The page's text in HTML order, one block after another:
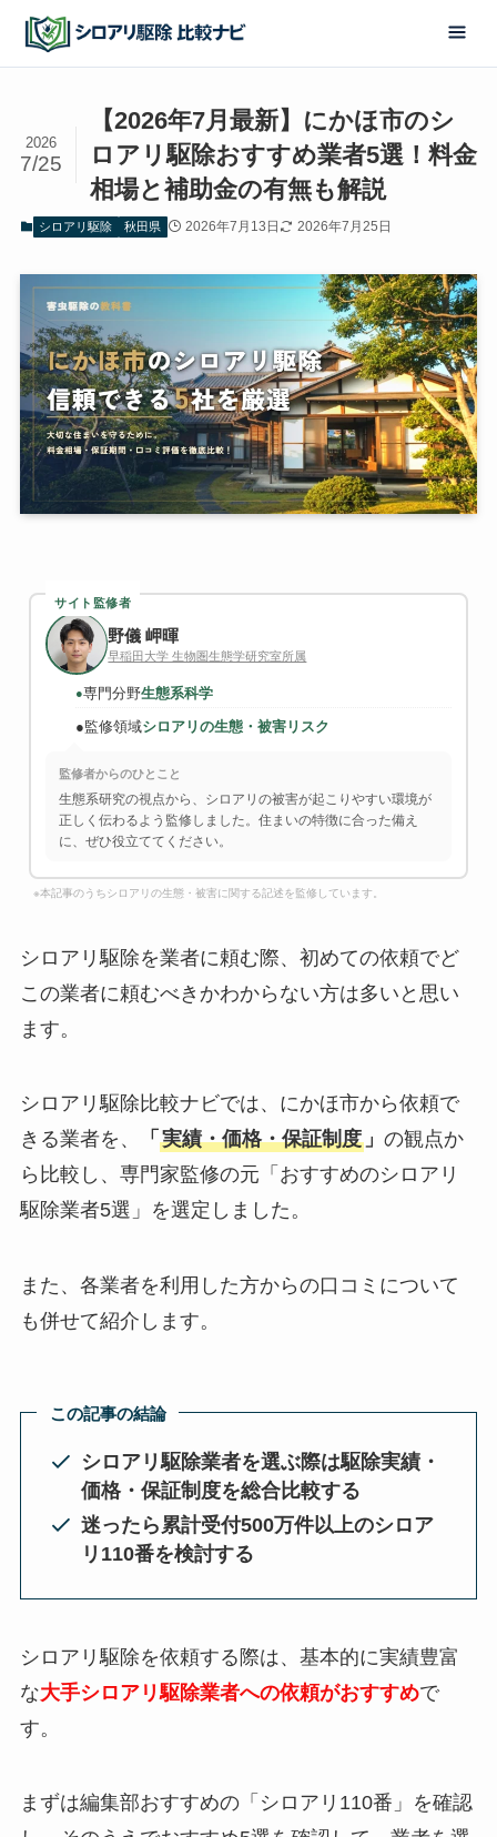
【2026年7月最新】にかほ市のシ
ロアリ駆除おすすめ業者5選！料金
相場と補助金の有無も解説
2026
7/25
シロアリ駆除 秋田県 2026年7月13日 2026年7月25日
サイト監修者
野儀 岬暉
早稲田大学 生物圏生態学研究室所属
●専門分野生態系科学
●監修領域シロアリの生態・被害リスク
監修者からのひとこと
生態系研究の視点から、シロアリの被害が起こりやすい環境が
正しく伝わるよう監修しました。住まいの特徴に合った備え
に、ぜひ役立ててください。
※本記事のうちシロアリの生態・被害に関する記述を監修しています。
シロアリ駆除を業者に頼む際、初めての依頼でど
この業者に頼むべきかわからない方は多いと思い
ます。
シロアリ駆除比較ナビでは、にかほ市から依頼で
きる業者を、
「 実績・価格・保証制度」 の観点か
ら比較し、専門家監修の元「おすすめのシロアリ
駆除業者5選」を選定しました。
また、各業者を利用した方からの口コミについて
も併せて紹介します。
この記事の結論
シロアリ駆除業者を選ぶ際は駆除実績・
価格・保証制度を総合比較する
迷ったら累計受付500万件以上のシロア
リ110番を検討する
シロアリ駆除を依頼する際は、基本的に実績豊富
な大手シロアリ駆除業者への依頼がおすすめで
す。
まずは編集部おすすめの「シロアリ110番」を確認